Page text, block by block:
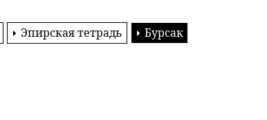
Эпирская тетрадь Бурсак